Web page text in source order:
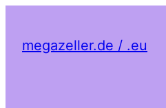
megazeller.de / .eu